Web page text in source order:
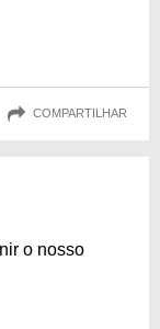
COMPARTILHAR
o nosso